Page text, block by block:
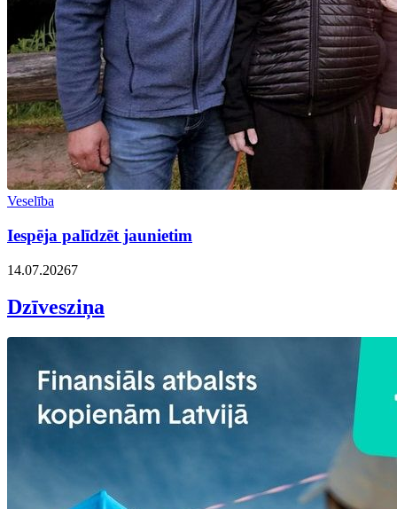
Veselība
Iespēja palīdzēt jaunietim
14.07.20267
Dzīvesziņa